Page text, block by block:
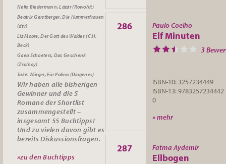
286 Paulo Coelho
Elf Minuten
3
ISBN-10: 3257234449
ISBN-13: 9783257234442
0
» mehr
287 Fatma Aydemir
Ellbogen
Nelio Biedermann, Lázár (Rowohlt)
Beatrix Gerstberger, Die Hummerfrauen
(dtv)
Liz Moore, Der Gott des Waldes (C.H.
Beck)
Gaea Schoeters, Das Geschenk
(Zsolnay)
Takis Würger, Für Polina (Diogenes)
Wir haben alle bisherigen
Gewinner und die 5
Romane der Shortlist
zusammengestellt –
insgesamt 55 Buchtipps!
Und zu vielen davon gibt es
bereitsDiskussionsfragen.
»zu den Buchtipps